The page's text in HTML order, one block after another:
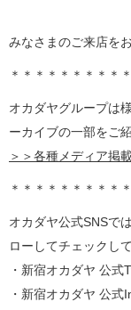
みなさまのご来店を
＊＊＊＊＊＊＊＊＊
オカダヤグループは
ーカイブの一部をご
＞＞各種メディア掲
＊＊＊＊＊＊＊＊＊
オカダヤ公式SNSで
ローしてチェックし
・新宿オカダヤ 公
・新宿オカダヤ 公